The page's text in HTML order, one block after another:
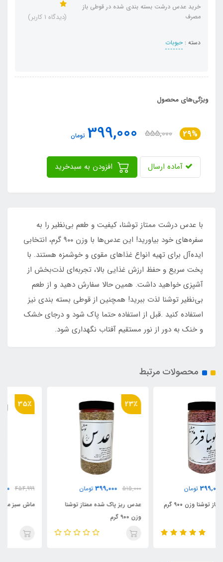
خرید عدس درشت بسته بندی شده در قوطی باز
مصرف
دسته : حبوبات
(دیدگاه 1 کاربر)
ویژگی‌های محصول
29%
555,000
399,000 تومان
آماده ارسال
با عدس درشت ممتاز توشنا، کیفیت و طعم بی‌نظیر را به
سفره‌های خود بیاورید! این عدس‌ها با وزن ۹۰۰ گرم، انتخابی
ایده‌آل برای تهیه انواع غذاهای مقوی و خوشمزه هستند. با
پخت سریع و حفظ ارزش غذایی بالا، تجربه‌ای لذت‌بخش از
آشپزی خواهید داشت. همین حالا سفارش دهید و از طعم
بی‌نظیر توشنا لذت ببرید! همچنین از قوطی بسته بندی نیز
استفاده کنید .قبل از استفاده حتما پاک شود و درجای خشک
و خنک به دور از نور مستقیم آفتاب نگهداری شود.
محصولات مرتبط
23٪
515,000
عدس ریز پاک شده ممتاز توشنا
35٪
454,999
ماش سبز ممتاز توشنا وزن ۹۰۰ گرم